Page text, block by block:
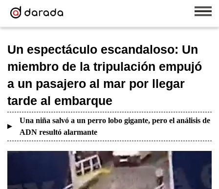
Un espectáculo escandaloso: Un
miembro de la tripulación empujó
a un pasajero al mar por llegar
tarde al embarque
Una niña salvó a un perro lobo gigante, pero el análisis de
ADN resultó alarmante